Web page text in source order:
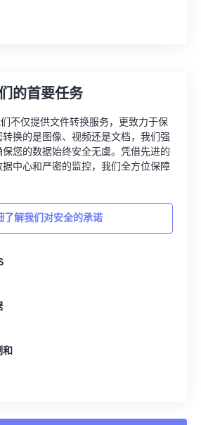
的首要任务
不仅提供文件转换服务，更致力于保
换的是图像、视频还是文档，我们强
您的数据始终安全无虞。凭借先进的
中心和严密的监控，我们全方位保障
了解我们对安全的承诺